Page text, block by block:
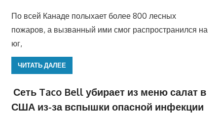
По всей Канаде полыхает более 800 лесных
пожаров, а вызванный ими смог распространился на
юг,
ЧИТАТЬ ДАЛЕЕ
Сеть Taco Bell убирает из меню салат в
США из-за вспышки опасной инфекции